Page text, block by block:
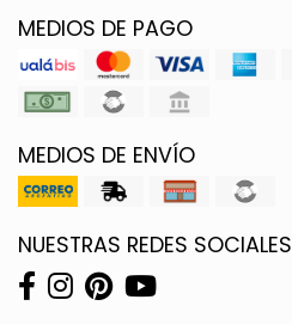
MEDIOS DE PAGO
MEDIOS DE ENVÍO
NUESTRAS REDES SOCIALES